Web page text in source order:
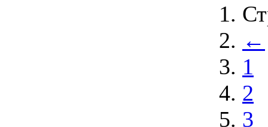
←
1
2
3